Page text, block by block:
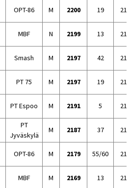
OPT-86 M 2200 19
MBF N 2199 13
Smash M 2197 42
PT 75 M 2197 19
PT Espoo M 2191 5
PT
Jyväskylä
M 2187 37
OPT-86 M 2179 55/60
MBF M 2169 13